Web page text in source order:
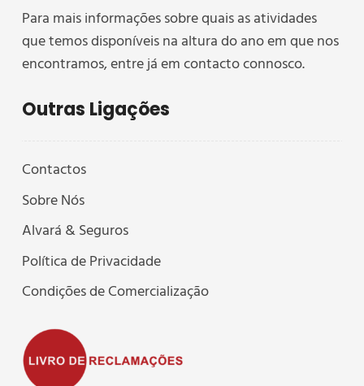
Para mais informações sobre quais as atividades
que temos disponíveis na altura do ano em que nos
encontramos, entre já em contacto connosco.
Outras Ligações
Contactos
Sobre Nós
Alvará & Seguros
Política de Privacidade
Condições de Comercialização